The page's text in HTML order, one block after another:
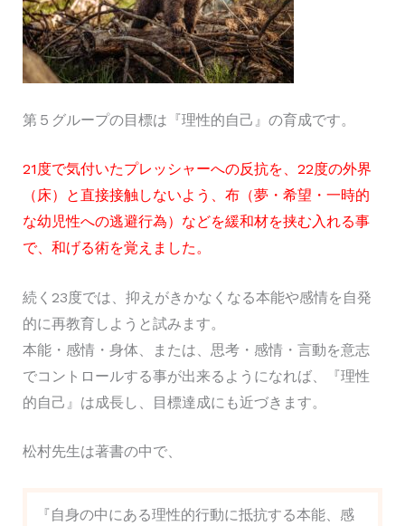
第５グループの目標は『理性的自己』の育成です。
21度で気付いたプレッシャーへの反抗を、22度の外界
（床）と直接接触しないよう、布（夢・希望・一時的
な幼児性への逃避行為）などを緩和材を挟む入れる事
で、和げる術を覚えました。
続く23度では、抑えがきかなくなる本能や感情を自発
的に再教育しようと試みます。
本能・感情・身体、または、思考・感情・言動を意志
でコントロールする事が出来るようになれば、『理性
的自己』は成長し、目標達成にも近づきます。
松村先生は著書の中で、
『自身の中にある理性的行動に抵抗する本能、感